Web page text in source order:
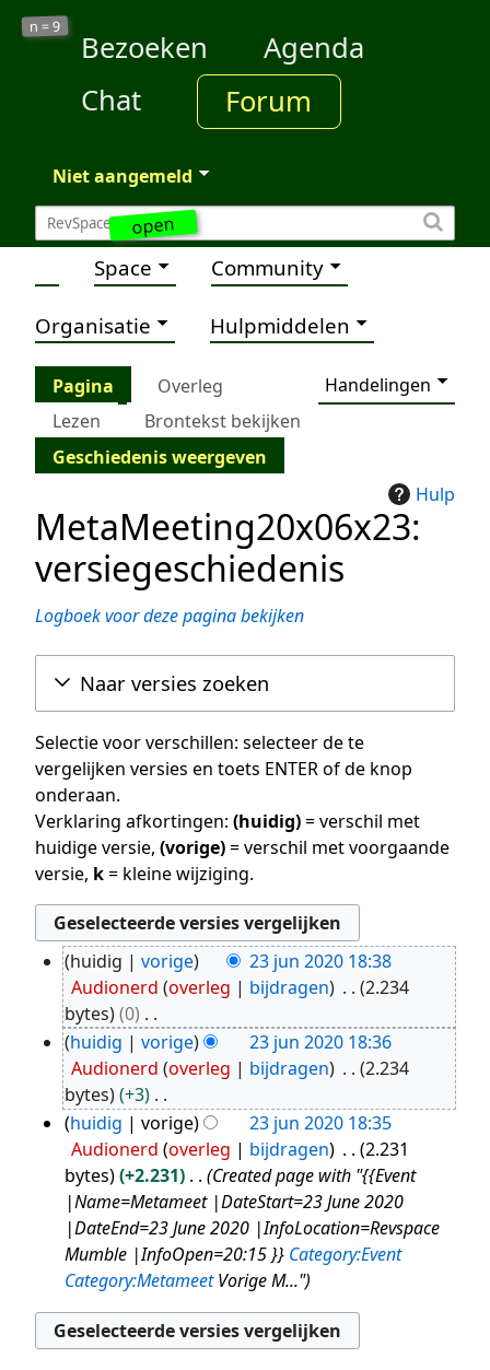
open
n =9
Bezoeken
Agenda
Chat
Forum
Niet aangemeld
Space Community
Organisatie Hulpmiddelen
Pagina Overleg
Handelingen
Lezen
Brontekst bekijken
Geschiedenis weergeven
Hulp
MetaMeeting20x06x23:
versiegeschiedenis
Logboek voor deze pagina bekijken
Naar versies zoeken
Selectie voor verschillen: selecteer de te
vergelijken versies en toets ENTER of de knop
onderaan.
Verklaring afkortingen: (huidig)= verschil met
huidige versie, (vorige)= verschil met voorgaande
versie, k= kleine wijziging.
23
jun
2020
huidig vorige
23 jun 2020 18:38
Audionerd overleg bijdragen
2.234
bytes
0
G
e
e
n
e
w
e
r
k
n
g
huidig vorige
23 jun 2020 18:36
Audionerd overleg bijdragen
2.234
bytes
+3
G
e
n
b
e
w
r
k
huidig vorige
23 jun 2020 18:35
Audionerd overleg bijdragen
2.231
bytes
+2.231
Created page with "{{Event
|Name=Metameet |DateStart=23 June 2020
|DateEnd=23 June 2020 |InfoLocation=Revspace
Mumble |InfoOpen=20:15 }} Category:Event
Category:MetameetVorige M..."